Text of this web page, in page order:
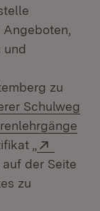
und
zu
Schulweg
Fenster)
„
neuem Fenster)
der Seite
zu